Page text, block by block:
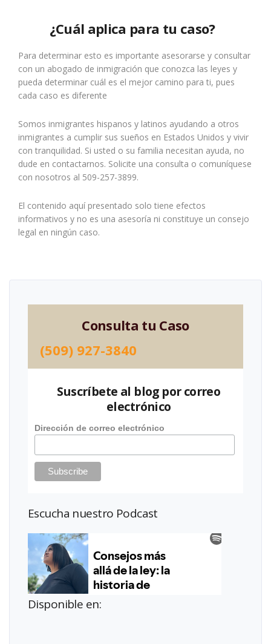
¿Cuál aplica para tu caso?
Para determinar esto es importante asesorarse y consultar
con un abogado de inmigración que conozca las leyes y
pueda determinar cuál es el mejor camino para ti, pues
cada caso es diferente
Somos inmigrantes hispanos y latinos ayudando a otros
inmigrantes a cumplir sus sueños en Estados Unidos y vivir
con tranquilidad. Si usted o su familia necesitan ayuda, no
dude en contactarnos. Solicite una consulta o comuníquese
con nosotros al 509-257-3899.
El contenido aquí presentado solo tiene efectos
informativos y no es una asesoría ni constituye un consejo
legal en ningún caso.
Consulta tu Caso
(509) 927-3840
Suscríbete al blog por correo
electrónico
Dirección de correo electrónico
Escucha nuestro Podcast
Disponible en: